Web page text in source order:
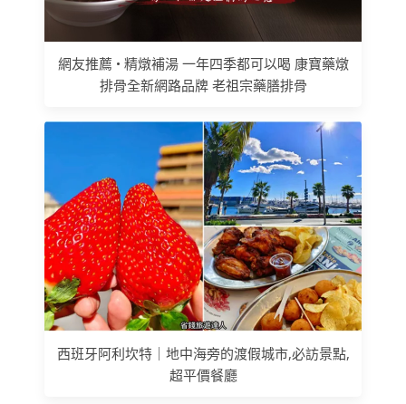
網友推薦 • 精燉補湯 一年四季都可以喝 康寶藥燉
排骨全新網路品牌 老祖宗藥膳排骨
西班牙阿利坎特｜地中海旁的渡假城市,必訪景點,
超平價餐廳